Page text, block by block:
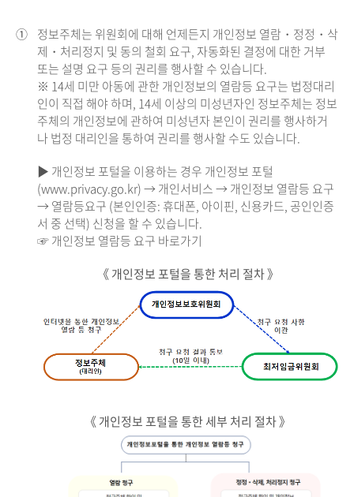
① 정보주체는 위원회에 대해 언제든지 개인정보 열람・정정・삭
제・처리정지 및 동의 철회 요구, 자동화된 결정에 대한 거부
또는 설명 요구 등의 권리를 행사할 수 있습니다.
※ 14세 미만 아동에 관한 개인정보의 열람등 요구는 법정대리
인이 직접 해야 하며, 14세 이상의 미성년자인 정보주체는 정보
주체의 개인정보에 관하여 미성년자 본인이 권리를 행사하거
나 법정 대리인을 통하여 권리를 행사할 수도 있습니다.
▶ 개인정보 포털을 이용하는 경우 개인정보 포털
(www.privacy.go.kr) → 개인서비스 → 개인정보 열람등 요구
→ 열람등요구 (본인인증: 휴대폰, 아이핀, 신용카드, 공인인증
서 중 선택) 신청을 할 수 있습니다.
☞ 개인정보 열람등 요구 바로가기
《 개인정보 포털을 통한 처리 절차 》
《 개인정보 포털을 통한 세부 처리 절차 》